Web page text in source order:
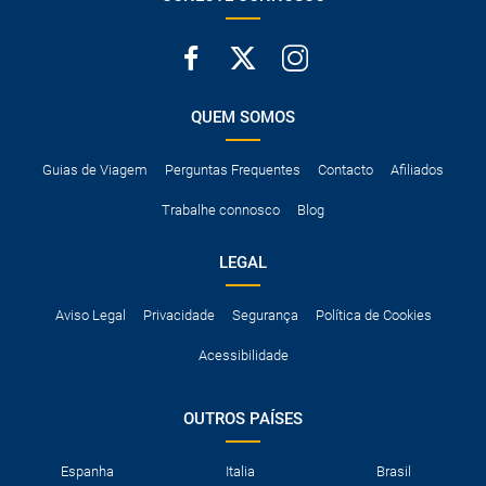
QUEM SOMOS
Guias de Viagem Perguntas Frequentes Contacto Afiliados
Trabalhe connosco Blog
LEGAL
Aviso Legal Privacidade Segurança Política de Cookies
Acessibilidade
OUTROS PAÍSES
Espanha Italia Brasil